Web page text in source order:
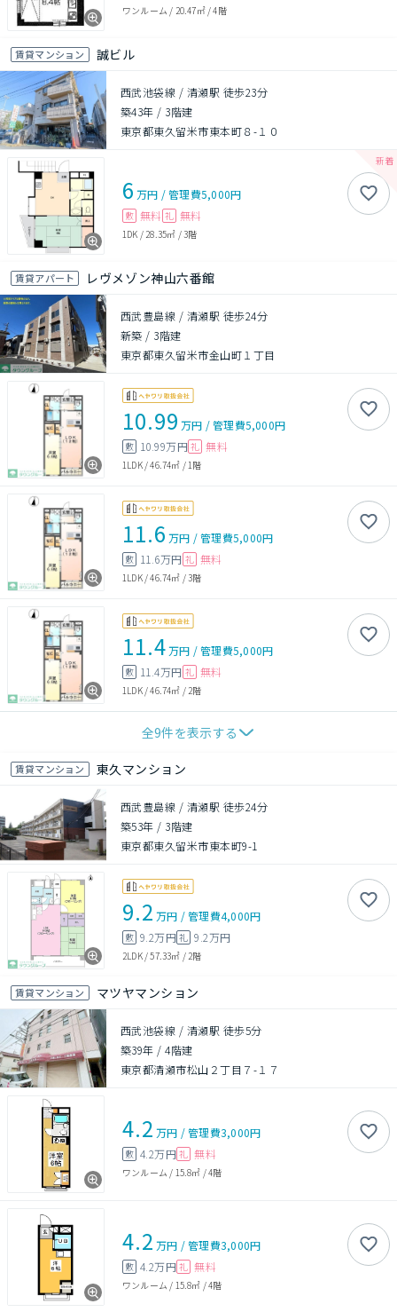
ワンルーム / 20.47㎡/4階
賃貸マンション 誠ビル
西武池袋線 / 清瀬駅 徒歩23分
築43年 / 3階建
東京都東久留米市東本町８-１０
6 万円 /管理費5,000円
敷 無料 礼 無料
1DK / 28.35㎡ /3階
賃貸アパート レヴメゾン神山六番館
西武豊島線 / 清瀬駅 徒歩24分
新築 / 3階建
東京都東久留米市金山町１丁目
10.99 万円 /管理費5,000円
敷 10.99万円 礼 無料
1LDK/46.74㎡ /1階
11.6 万円 /管理費5,000円
敷 11.6万円 礼 無料
1LDK/46.74㎡ /3階
11.4万円 /管理費5,000円
敷 11.4万円 礼 無料
1LDK/46.74㎡ /2階
全9件を表示する
賃貸マンション 東久マンション
西武豊島線 / 清瀬駅 徒歩24分
築53年 / 3階建
東京都東久留米市東本町9-1
9.2 万円 /管理費4,000円
敷 9.2万円礼 9.2万円
2LDK/57.33㎡ /2階
賃貸マンション マツヤマンション
西武池袋線 / 清瀬駅 徒歩5分
築39年 /4階建
東京都清瀬市松山２丁目７-１７
4.2 万円 /管理費3,000円
敷 4.2万円 礼 無料
ワンルーム / 15.8㎡ /4階
4.2 万円 /管理費3,000円
敷 4.2万円 礼 無料
ワンルーム / 15.8㎡ /4階